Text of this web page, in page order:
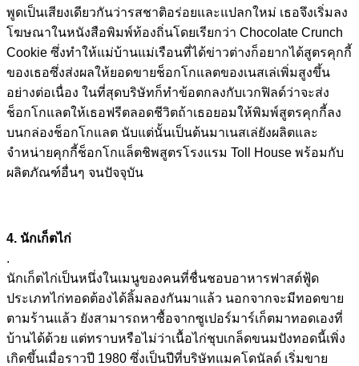
พูดเป็นเสียงเดียวกันว่ารสชาติอร่อยและแปลกใหม่ เธอจึงเริ่มลง
โฆษณาในหนังสือพิมพ์ท้องถิ่นโดยเรียกว่า Chocolate Crunch
Cookie ซึ่งทำให้แม่บ้านแม่เรือนที่ได้ข่าวต่างก็อยากได้สูตรคุกกี้
ของเธอซึ่งส่งผลให้ยอดขายช็อกโกแลตของเนสเล่เพิ่มสูงขึ้น
อย่างต่อเนื่อง ในที่สุดบริษัทก็ทำข้อตกลงกับเวกฟิลด์ว่าจะส่ง
ช็อกโกแลตให้เธอฟรีตลอดชีวิตถ้าเธอยอมให้พิมพ์สูตรคุกกี้ลง
บนกล่องช็อกโกแลต นับแต่นั้นเป็นต้นมาเนสเล่ยังผลิตและ
จำหน่ายคุกกี้ช็อกโกแล็ตชิพสูตรโรงแรม Toll House พร้อมกับ
ผลิตภัณฑ์อื่นๆ จนปัจจุบัน
4. นักเก็ตไก่
.
นักเก็ตไก่เป็นหนึ่งในเมนูของคนที่ชื่นชอบอาหารฟาสต์ฟู้ด
ประเภทไก่ทอดต้องได้ลิ้มลองกันมาแล้ว นอกจากจะมีทอดขาย
ตามร้านแล้ว ยังสามารถหาซื้อจากซูเปอร์มาร์เก็ตมาทอดเองที่
บ้านได้ด้วย แต่ทราบหรือไม่ว่าเนื้อไก่ชุบเกล็ดขนมปังทอดนี้เพิ่ง
เกิดขึ้นเมื่อราวปี 1980 ซึ่งเป็นปีที่บริษัทแมคโดนัลด์ เริ่มขาย